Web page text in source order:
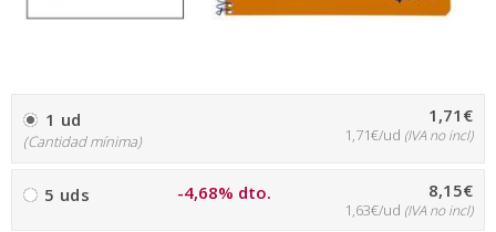
1 ud
(Cantidad mínima)
1,71€
1,71€/ud (IVA no incl)
5 uds -4,68% dto. 8,15€
1,63€/ud (IVA no incl)